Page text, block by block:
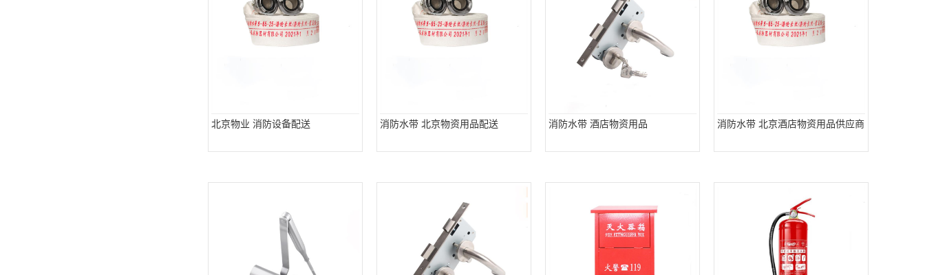
北京物业 消防设备配送 消防水带 北京物资用品配送 消防水带 酒店物资用品 消防水带 北京酒店物资用品供应商